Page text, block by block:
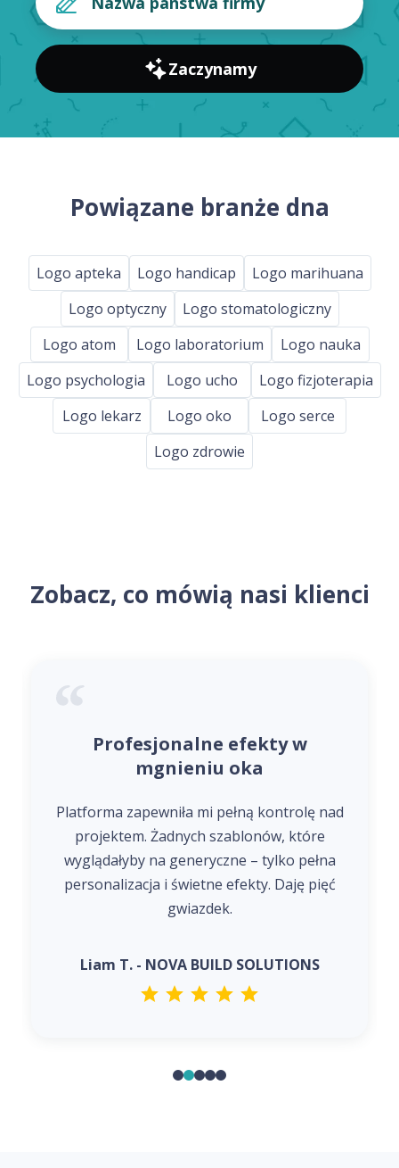
Zaczynamy
Powiązane branże dna
Logo apteka Logo handicap
Logo marihuana
Logo optyczny
Logo stomatologiczny
Logo atom
Logo laboratorium
Logo nauka
Logo psychologia
Logo ucho
Logo fizjoterapia
Logo lekarz
Logo oko
Logo serce
Logo zdrowie
Zobacz, co mówią nasi klienci
Profesjonalne efekty w
mgnieniu oka
Platforma zapewniła mi pełną kontrolę nad
projektem. Żadnych szablonów, które
wyglądałyby na generyczne – tylko pełna
personalizacja i świetne efekty. Daję pięć
gwiazdek.
Liam T. - NOVA BUILD SOLUTIONS